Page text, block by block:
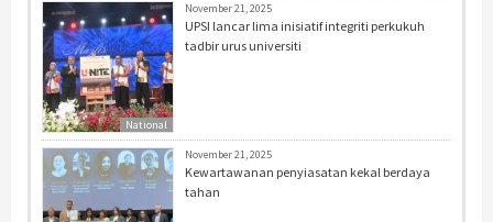
National
November 21, 2025
UPSI lancar lima inisiatif integriti perkukuh
tadbir urus universiti
November 21, 2025
Kewartawanan penyiasatan kekal berdaya
tahan